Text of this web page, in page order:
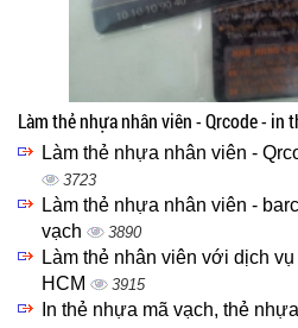
Làm thẻ nhựa nhân viên - Qrcode - in
Làm thẻ nhựa nhân viên -
3723
Làm thẻ nhựa nhân viên -
vạch
3890
Làm thẻ nhân viên với dịch
HCM
3915
In thẻ nhựa mã vạch, thẻ